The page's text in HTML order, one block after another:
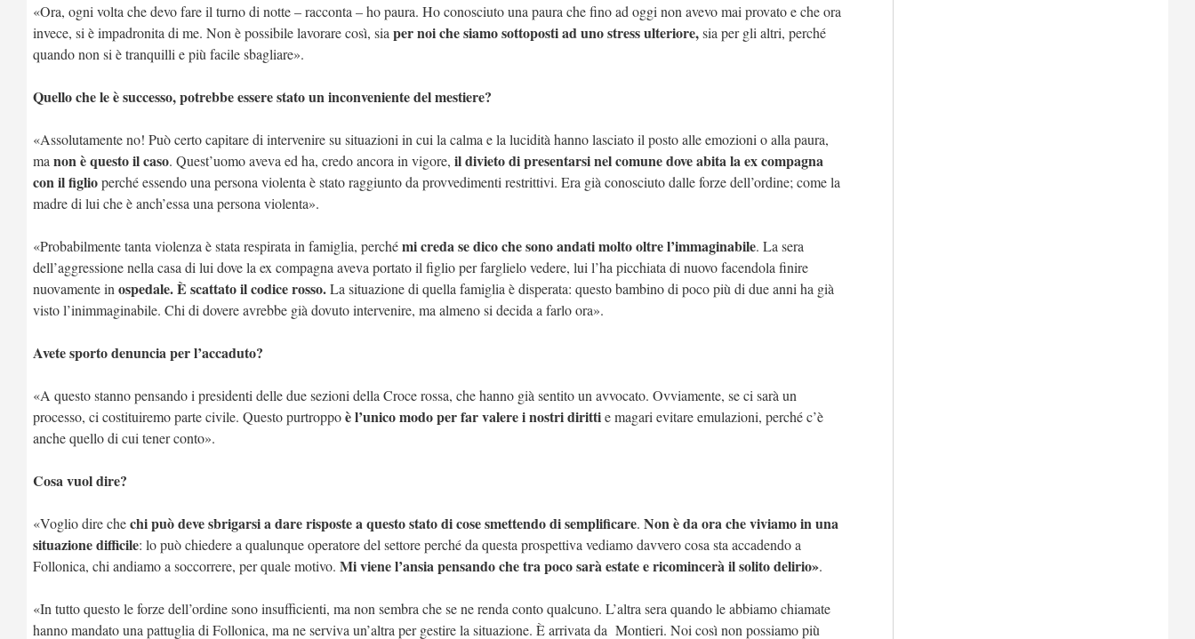
«Ora, ogni volta che devo fare il turno di notte – racconta – ho paura. Ho conosciuto una paura che fino ad oggi non avevo mai provato e che ora
invece, si è impadronita di me. Non è possibile lavorare così, sia per noi che siamo sottoposti ad uno stress ulteriore,sia per gli altri, perché
quando non si è tranquilli e più facile sbagliare».
Quello che le è successo, potrebbe essere stato un inconveniente del mestiere?
«Assolutamente no! Può certo capitare di intervenire su situazioni in cui la calma e la lucidità hanno lasciato il posto alle emozioni o alla paura,
ma non è questo il caso. Quest’uomo aveva ed ha, credo ancora in vigore, il divieto di presentarsi nel comune dove abita la ex compagna
con il figlioperché essendo una persona violenta è stato raggiunto da provvedimenti restrittivi. Era già conosciuto dalle forze dell’ordine; come la
madre di lui che è anch’essa una persona violenta».
«Probabilmente tanta violenza è stata respirata in famiglia, perchémi creda se dico che sono andati molto oltre l’immaginabile. La sera
dell’aggressione nella casa di lui dove la ex compagna aveva portato il figlio per farglielo vedere, lui l’ha picchiata di nuovo facendola finire
nuovamente in ospedale. È scattato il codice rosso.La situazione di quella famiglia è disperata: questo bambino di poco più di due anni ha già
visto l’inimmaginabile. Chi di dovere avrebbe già dovuto intervenire, ma almeno si decida a farlo ora».
Avete sporto denuncia per l’accaduto?
«A questo stanno pensando i presidenti delle due sezioni della Croce rossa, che hanno già sentito un avvocato. Ovviamente, se ci sarà un
processo, ci costituiremo parte civile. Questo purtroppoè l’unico modo per far valere i nostri dirittie magari evitare emulazioni, perché c’è
anche quello di cui tener conto».
Cosa vuol dire?
«Voglio dire chechi può deve sbrigarsi a dare risposte a questo stato di cose smettendo di semplificare. Non è da ora che viviamo in una
situazione difficile: lo può chiedere a qualunque operatore del settore perché da questa prospettiva vediamo davvero cosa sta accadendo a
Follonica, chi andiamo a soccorrere, per quale motivo. Mi viene l’ansia pensando che tra poco sarà estate e ricomincerà il solito delirio».
«In tutto questo le forze dell’ordine sono insufficienti, ma non sembra che se ne renda conto qualcuno. L’altra sera quando le abbiamo chiamate
hanno mandato una pattuglia di Follonica, ma ne serviva un’altra per gestire la situazione. È arrivata da Montieri. Noi così non possiamo più